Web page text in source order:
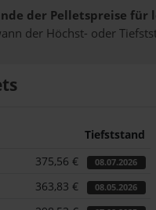
der Pelletspreise für
der Höchst- oder
Tiefststand
375,56 € 08.07.2026
363,83 € 08.05.2026